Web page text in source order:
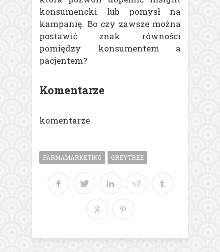
konsumencki lub pomysł na
kampanię. Bo czy zawsze można
postawić znak równości
pomiędzy konsumentem a
pacjentem?
Komentarze
komentarze
FARMAMARKETING GREYTREE